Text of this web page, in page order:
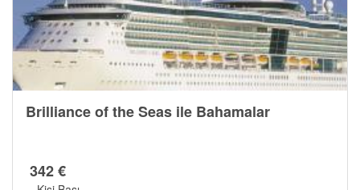
Brilliance of the Seas ile Bahamalar
342 €